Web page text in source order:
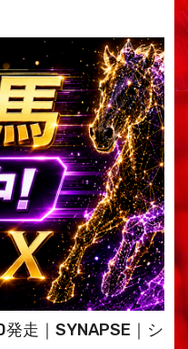
走｜SYNAPSE｜シ